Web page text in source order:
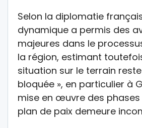
Selon la diplomatie
dynamique a permis des
majeures dans le
la région, estimant
situation sur le terrain
bloquée », en particulier à
mise en œuvre des
plan de paix demeure